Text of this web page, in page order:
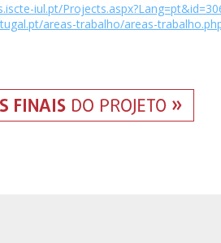
iul.pt/
areas-trabalho/areas-